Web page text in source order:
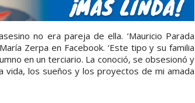
no era pareja de ella. ‘Mauricio Parada
Zerpa en Facebook. ‘Este tipo y su familia
en un terciario. La conoció, se obsesionó y
los sueños y los proyectos de mi amada